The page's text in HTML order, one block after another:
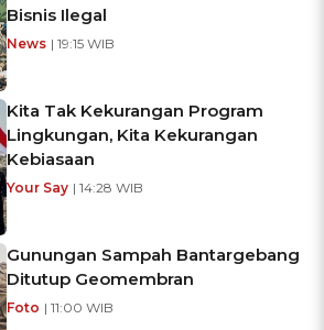
Bisnis Ilegal
News | 19:15 WIB
Kita Tak Kekurangan Program
Lingkungan, Kita Kekurangan
Kebiasaan
Your Say | 14:28 WIB
Gunungan Sampah Bantargebang
Ditutup Geomembran
Foto | 11:00 WIB